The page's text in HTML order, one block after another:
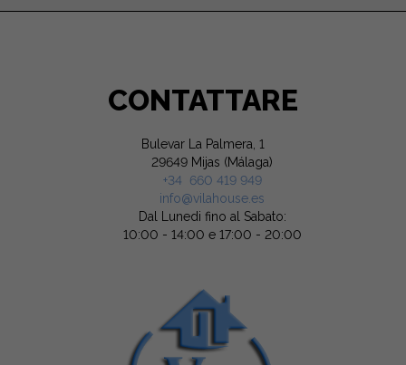
CONTATTARE
Bulevar La Palmera, 1
29649 Mijas (Málaga)
+34 660 419 949
info@vilahouse.es
Dal Lunedi fino al Sabato:
10:00 - 14:00 e 17:00 - 20:00